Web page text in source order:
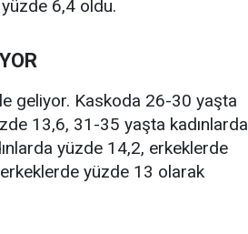
6,4 oldu.
geliyor. Kaskoda 26-30 yaşta
13,6, 31-35 yaşta kadınlarda
yüzde 14,2, erkeklerde
yüzde 13 olarak